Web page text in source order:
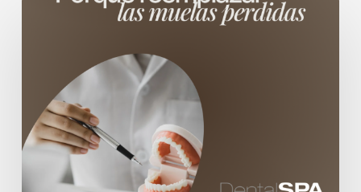
Porque
muelas
perdidas.